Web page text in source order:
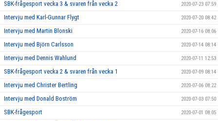
SBK-frågesport vecka 3 & svaren från vecka 2 2020-07-23 07:59
Intervju med Karl-Gunnar Flygt 2020-07-20 08:42
Intervju med Martin Blonski 2020-07-16 08:06
Intervju med Björn Carlsson 2020-07-14 08:14
Intervju med Dennis Wahlund 2020-07-11 12:53
SBK-frågesport vecka 2 & svaren från vecka 1 2020-07-09 08:14
Intervju med Christer Bertling 2020-07-06 08:22
Intervju med Donald Boström 2020-07-03 07:50
SBK-frågesport 2020-07-01 08:05